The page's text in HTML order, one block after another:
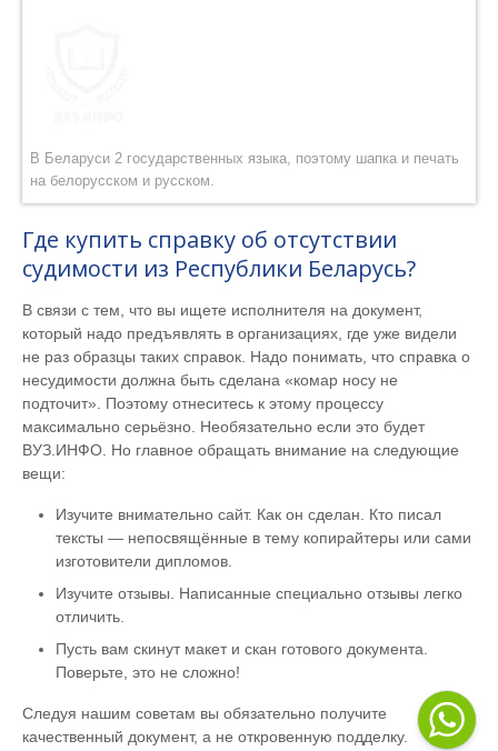
В Беларуси 2 государственных языка, поэтому шапка и печать
на белорусском и русском.
Где купить справку об отсутствии
судимости из Республики Беларусь?
В связи с тем, что вы ищете исполнителя на документ,
который надо предъявлять в организациях, где уже видели
не раз образцы таких справок. Надо понимать, что справка о
несудимости должна быть сделана «комар носу не
подточит». Поэтому отнеситесь к этому процессу
максимально серьёзно. Необязательно если это будет
ВУЗ.ИНФО. Но главное обращать внимание на следующие
вещи:
Изучите внимательно сайт. Как он сделан. Кто писал
тексты — непосвящённые в тему копирайтеры или сами
изготовители дипломов.
Изучите отзывы. Написанные специально отзывы легко
отличить.
Пусть вам скинут макет и скан готового документа.
Поверьте, это не сложно!
Следуя нашим советам вы обязательно получите
качественный документ, а не откровенную подделку.